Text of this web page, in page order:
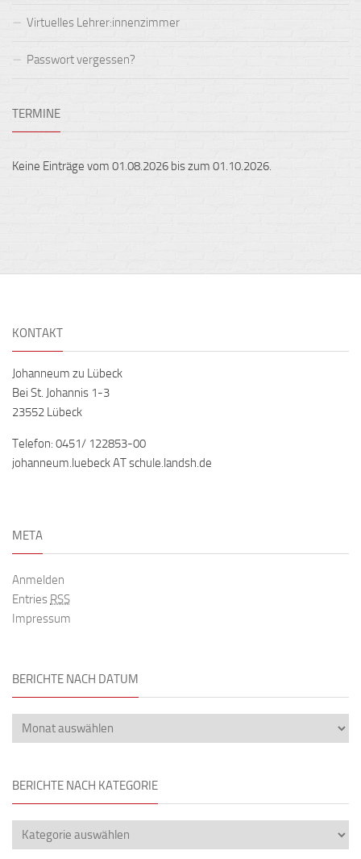
Virtuelles Lehrer:innenzimmer
Passwort vergessen?
TERMINE
Keine Einträge vom 01.08.2026 bis zum 01.10.2026.
KONTAKT
Johanneum zu Lübeck
Bei St. Johannis 1-3
23552 Lübeck
Telefon: 0451/ 122853-00
johanneum.luebeck AT schule.landsh.de
META
Anmelden
Entries RSS
Impressum
BERICHTE NACH DATUM
BERICHTE NACH KATEGORIE